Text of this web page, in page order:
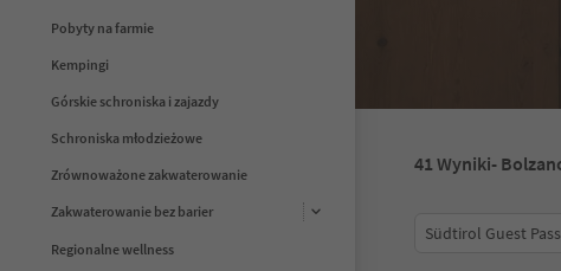
Pobyty na farmie
Kempingi
Górskie schroniska i zajazdy
Schroniska młodzieżowe
Zrównoważone zakwaterowanie
Zakwaterowanie bez barier
Regionalne wellness
41 Wyniki-
Südtirol Guest Pass